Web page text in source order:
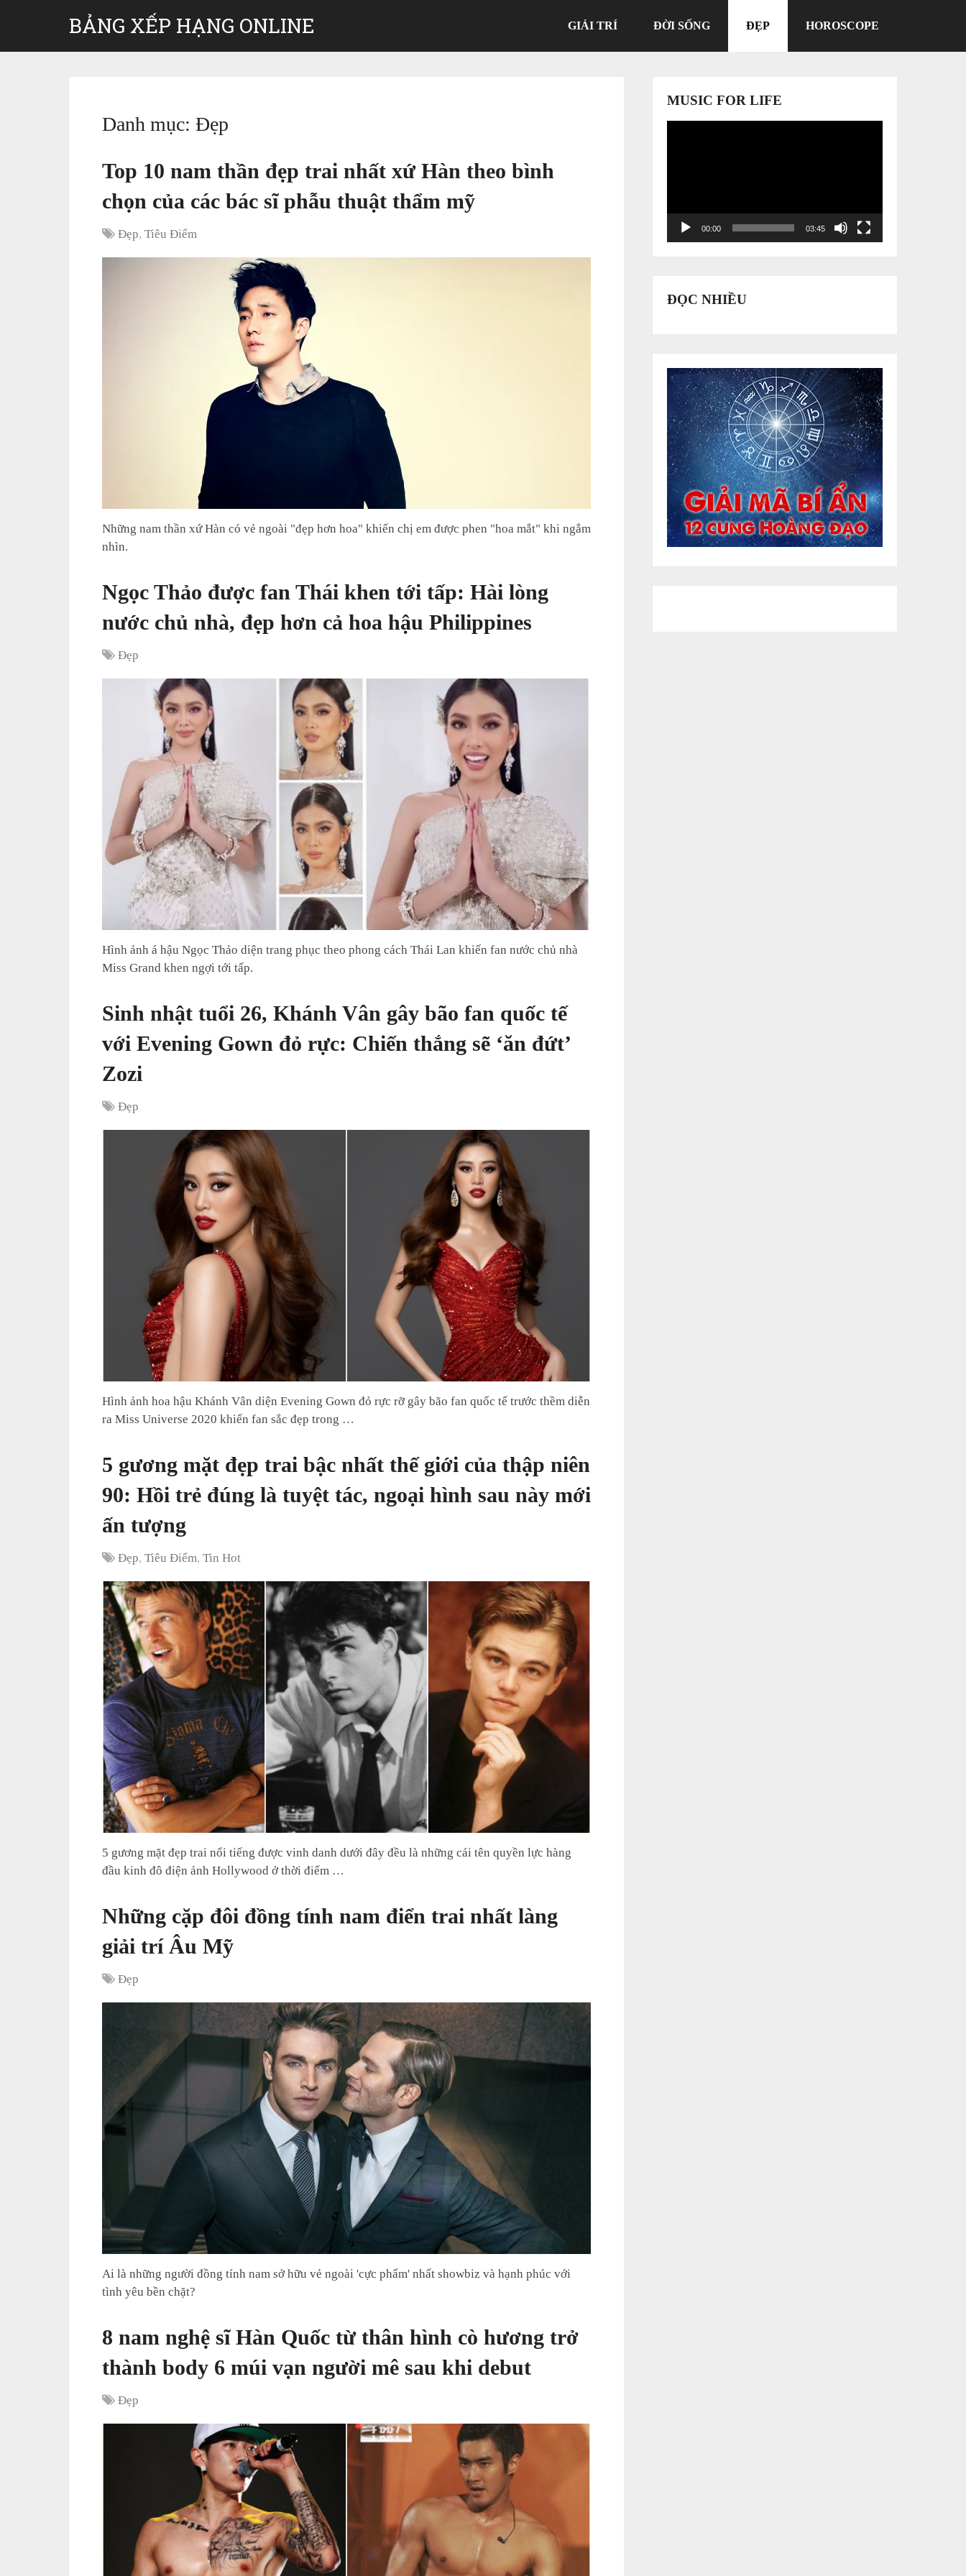
BẢNG XẾP HẠNG ONLINE GIẢI TRÍ ĐỜI SỐNG ĐẸP HOROSCOPE
Danh mục: Đẹp
Top 10 nam thần đẹp trai nhất xứ Hàn theo bình
chọn của các bác sĩ phẫu thuật thẩm mỹ
Đẹp, Tiêu Điểm
Những nam thần xứ Hàn có vẻ ngoài "đẹp hơn hoa" khiến chị em được phen "hoa mắt" khi ngắm
nhìn.
Ngọc Thảo được fan Thái khen tới tấp: Hài lòng
nước chủ nhà, đẹp hơn cả hoa hậu Philippines
Đẹp
Hình ảnh á hậu Ngọc Thảo diện trang phục theo phong cách Thái Lan khiến fan nước chủ nhà
Miss Grand khen ngợi tới tấp.
Sinh nhật tuổi 26, Khánh Vân gây bão fan quốc tế
với Evening Gown đỏ rực: Chiến thắng sẽ ‘ăn đứt’
Zozi
Đẹp
Hình ảnh hoa hậu Khánh Vân diện Evening Gown đỏ rực rỡ gây bão fan quốc tế trước thềm diễn
ra Miss Universe 2020 khiến fan sắc đẹp trong …
5 gương mặt đẹp trai bậc nhất thế giới của thập niên
90: Hồi trẻ đúng là tuyệt tác, ngoại hình sau này mới
ấn tượng
Đẹp, Tiêu Điểm, Tin Hot
5 gương mặt đẹp trai nổi tiếng được vinh danh dưới đây đều là những cái tên quyền lực hàng
đầu kinh đô điện ảnh Hollywood ở thời điểm …
Những cặp đôi đồng tính nam điển trai nhất làng
giải trí Âu Mỹ
Đẹp
Ai là những người đồng tính nam sở hữu vẻ ngoài 'cực phẩm' nhất showbiz và hạnh phúc với
tình yêu bền chặt?
8 nam nghệ sĩ Hàn Quốc từ thân hình cò hương trở
thành body 6 múi vạn người mê sau khi debut
Đẹp
MUSIC FOR LIFE
00:00 03:45
ĐỌC NHIỀU